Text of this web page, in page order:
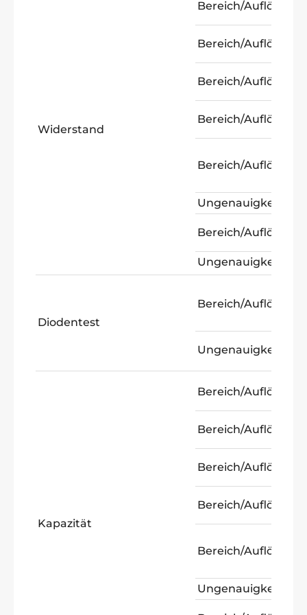
Widerstand
Bereich/Auflösung:
Bereich/Auflösung:
Bereich/Auflösung:
Bereich/Auflösung:
Bereich/Auflösung:
Ungenauigkeit:
Bereich/Auflösung:
Ungenauigkeit:
Diodentest
Bereich/Auflösung:
Ungenauigkeit:
Kapazität
Bereich/Auflösung:
Bereich/Auflösung:
Bereich/Auflösung:
Bereich/Auflösung:
Bereich/Auflösung:
Ungenauigkeit: